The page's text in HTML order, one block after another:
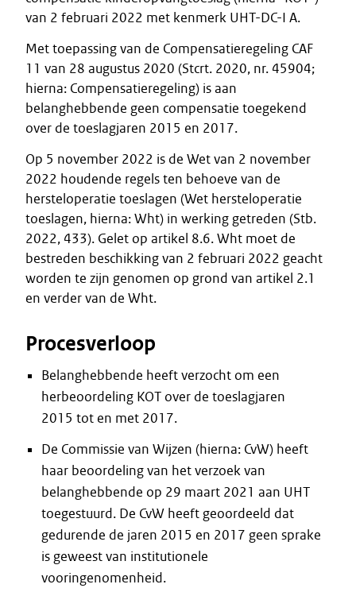
van 2 februari 2022 met kenmerk UHT-DC-I A.
Met toepassing van de Compensatieregeling CAF
11 van 28 augustus 2020 (Stcrt. 2020, nr. 45904;
hierna: Compensatieregeling) is aan
belanghebbende geen compensatie toegekend
over de toeslagjaren 2015 en 2017.
Op 5 november 2022 is de Wet van 2 november
2022 houdende regels ten behoeve van de
hersteloperatie toeslagen (Wet hersteloperatie
toeslagen, hierna: Wht) in werking getreden (Stb.
2022, 433). Gelet op artikel 8.6. Wht moet de
bestreden beschikking van 2 februari 2022 geacht
worden te zijn genomen op grond van artikel 2.1
en verder van de Wht.
Procesverloop
Belanghebbende heeft verzocht om een
herbeoordeling KOT over de toeslagjaren
2015 tot en met 2017.
De Commissie van Wijzen (hierna: CvW) heeft
haar beoordeling van het verzoek van
belanghebbende op 29 maart 2021 aan UHT
toegestuurd. De CvW heeft geoordeeld dat
gedurende de jaren 2015 en 2017 geen sprake
is geweest van institutionele
vooringenomenheid.